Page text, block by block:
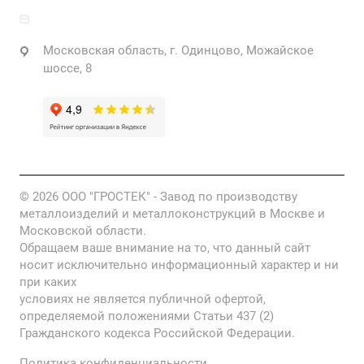
Московская область, г. Одинцово, Можайское
шоссе, 8
© 2026 ООО "ГРОСТЕК" - Завод по производству
металлоизделий и металлоконструкций в Москве и
Московской области.
Обращаем ваше внимание на то, что данный сайт
носит исключительно информационный характер и ни
при каких
условиях не является публичной офертой,
определяемой положениями Статьи 437 (2)
Гражданского кодекса Российской Федерации.